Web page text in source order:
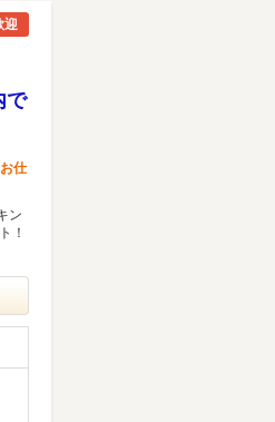
迎
で
仕
ン
！